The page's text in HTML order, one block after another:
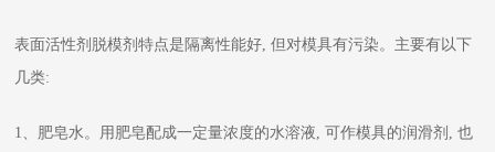
表面活性剂脱模剂特点是隔离性能好, 但对模具有污染。主要有以下
几类:
1、肥皂水。用肥皂配成一定量浓度的水溶液, 可作模具的润滑剂, 也